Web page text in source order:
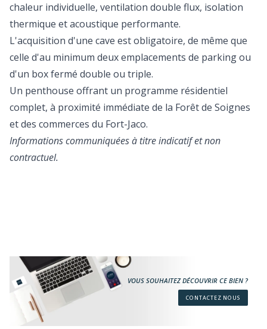
chaleur individuelle, ventilation double flux, isolation
thermique et acoustique performante.
L'acquisition d'une cave est obligatoire, de même que
celle d'au minimum deux emplacements de parking ou
d'un box fermé double ou triple.
Un penthouse offrant un programme résidentiel
complet, à proximité immédiate de la Forêt de Soignes
et des commerces du Fort-Jaco.
Informations communiquées à titre indicatif et non
contractuel.
VOUS SOUHAITEZ DÉCOUVRIR CE BIEN ?
CONTACTEZ NOUS